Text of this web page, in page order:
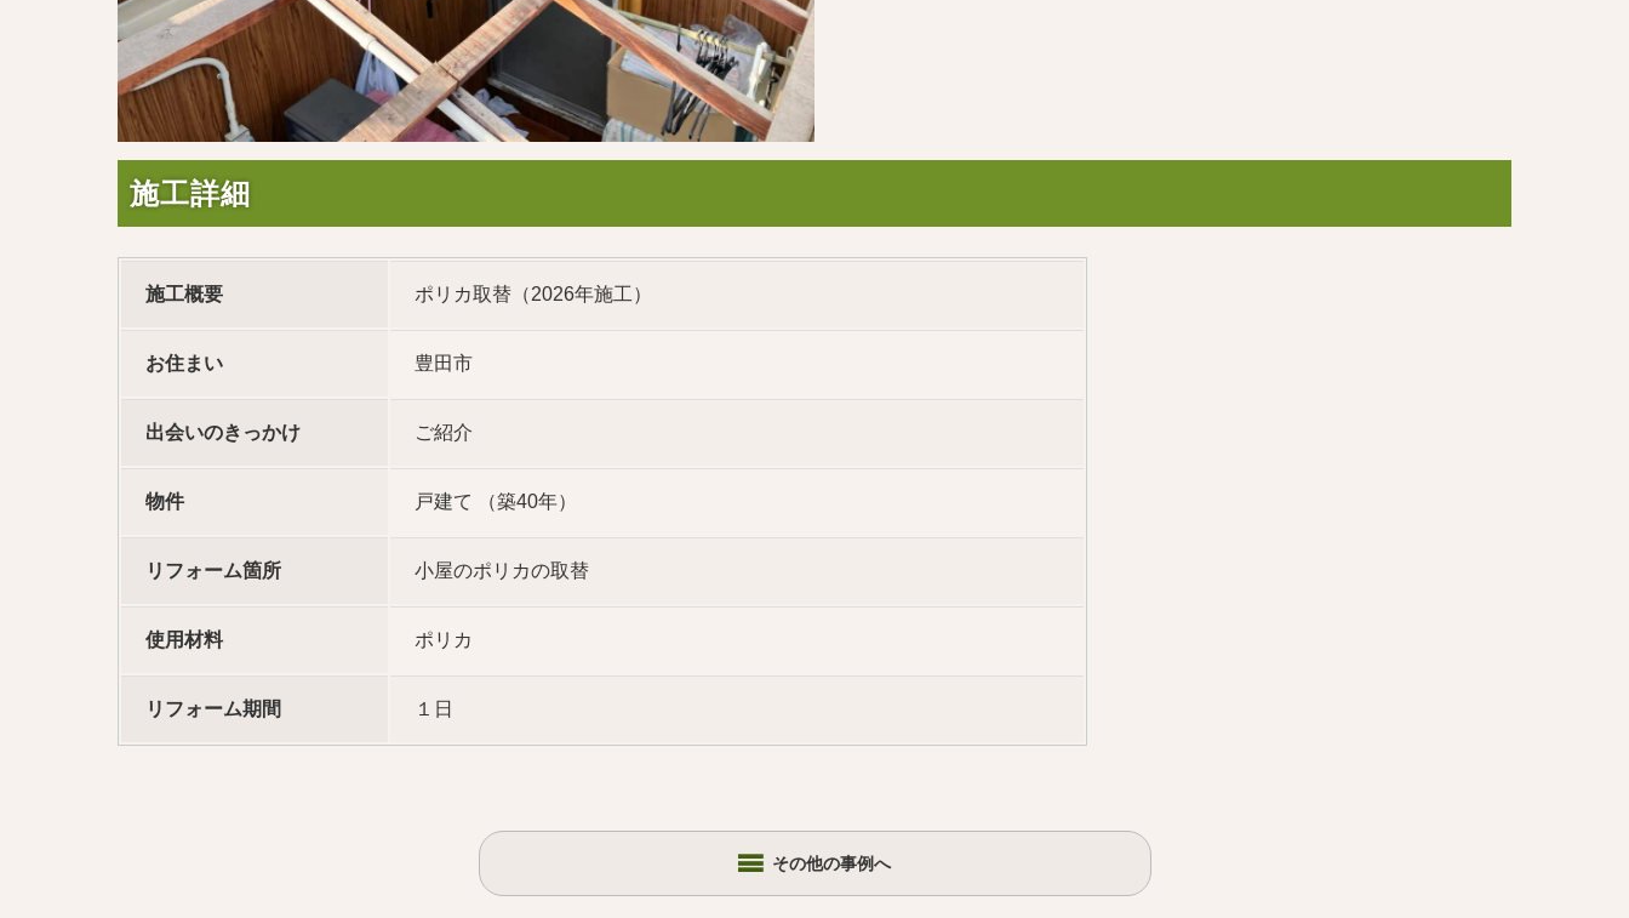
施工詳細
施工概要 ポリカ取替（2026年施工）
お住まい 豊田市
出会いのきっかけ ご紹介
物件 戸建て （築40年）
リフォーム箇所 小屋のポリカの取替
使用材料 ポリカ
リフォーム期間 １日
その他の事例へ